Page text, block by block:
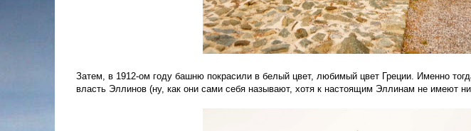
Затем, в 1912-ом году башню покрасили в белый цвет, любимый цвет Греции. Именно
власть Эллинов (ну, как они сами себя называют, хотя к настоящим Эллинам не имеют